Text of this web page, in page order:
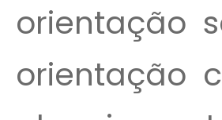
orientação
orientação